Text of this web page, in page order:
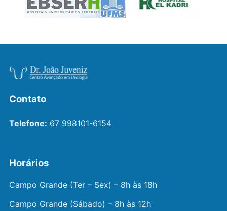
Contato
Telefone: 67 998101-6154
Horários
Campo Grande (Ter – Sex) – 8h às 18h
Campo Grande (Sábado) – 8h às 12h